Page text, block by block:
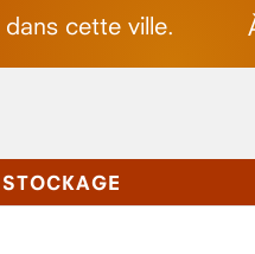
cette ville.
STOCKAGE